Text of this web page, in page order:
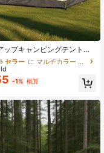
ップキャンピングテント、
UVカット、公園キャンプ、
アハイキング&アドベンチャ
チ家族旅行に適していま
タブル折りたたみ式、特大
セラー
れ間近！
セラー
れ間近！
セラー
れ間近！
セラー
に マルチカラー キャンプ用テント
-1% 概算